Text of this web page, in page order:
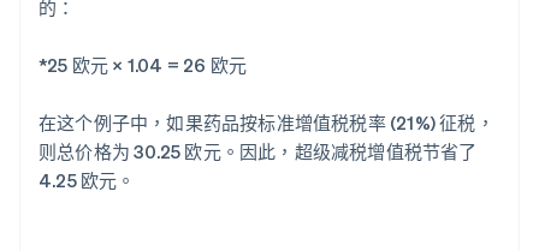
的：
*25 欧元 × 1.04 = 26 欧元
在这个例子中，如果药品按标准增值税税率 (21%) 征税，
则总价格为 30.25 欧元。因此，超级减税增值税节省了
4.25 欧元。